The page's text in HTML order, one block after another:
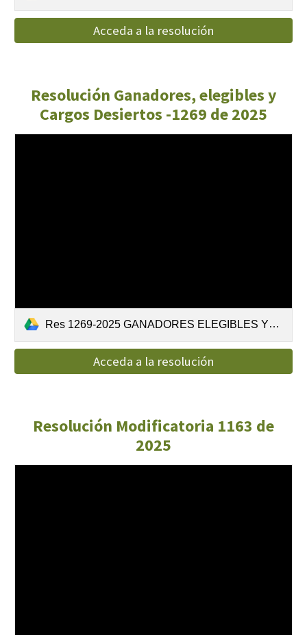
Acceda a la resolución
Resolución Ganadores, elegibles y
Cargos Desiertos -1269 de 2025
Res 1269-2025 GANADORES ELEGIBLES YCARGOS DESIERTOS.pdf
Acceda a la resolución
Resolución Modificatoria 1163 de
2025